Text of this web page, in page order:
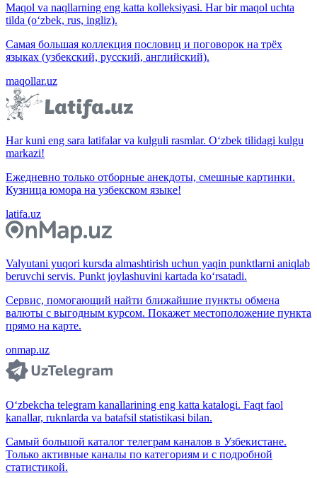
Maqol va naqllarning eng katta kolleksiyasi. Har bir maqol uchta
tilda (o‘zbek, rus, ingliz).
Самая большая коллекция пословиц и поговорок на трёх
языках (узбекский, русский, английский).
maqollar.uz
Har kuni eng sara latifalar va kulguli rasmlar. O‘zbek tilidagi kulgu
markazi!
Ежедневно только отборные анекдоты, смешные картинки.
Кузница юмора на узбекском языке!
latifa.uz
Valyutani yuqori kursda almashtirish uchun yaqin punktlarni aniqlab
beruvchi servis. Punkt joylashuvini kartada ko‘rsatadi.
Сервис, помогающий найти ближайшие пункты обмена
валюты с выгодным курсом. Покажет местоположение пункта
прямо на карте.
onmap.uz
O‘zbekcha telegram kanallarining eng katta katalogi. Faqt faol
kanallar, ruknlarda va batafsil statistikasi bilan.
Самый большой каталог телеграм каналов в Узбекистане.
Только активные каналы по категориям и с подробной
статистикой.